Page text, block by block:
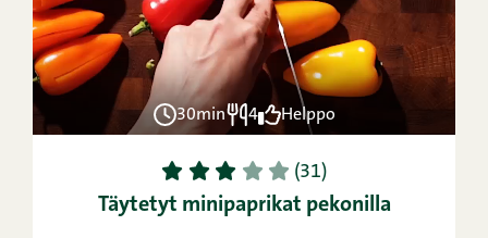
30min 4 Helppo
1 2 3 4 5 (31)
Täytetyt minipaprikat pekonilla